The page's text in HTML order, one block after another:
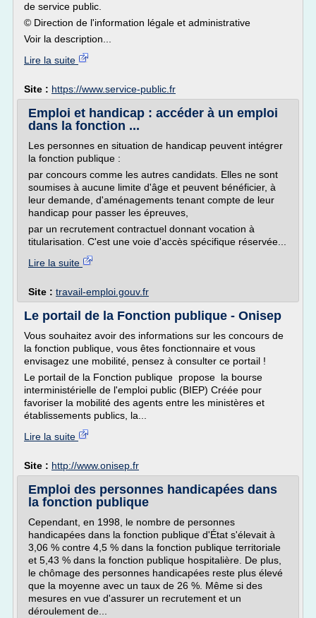
de service public.
© Direction de l'information légale et administrative
Voir la description...
Lire la suite
Site : https://www.service-public.fr
Emploi et handicap : accéder à un emploi
dans la fonction ...
Les personnes en situation de handicap peuvent intégrer
la fonction publique :
par concours comme les autres candidats. Elles ne sont
soumises à aucune limite d'âge et peuvent bénéficier, à
leur demande, d'aménagements tenant compte de leur
handicap pour passer les épreuves,
par un recrutement contractuel donnant vocation à
titularisation. C'est une voie d'accès spécifique réservée...
Lire la suite
Site : travail-emploi.gouv.fr
Le portail de la Fonction publique - Onisep
Vous souhaitez avoir des informations sur les concours de
la fonction publique, vous êtes fonctionnaire et vous
envisagez une mobilité, pensez à consulter ce portail !
Le portail de la Fonction publique propose la bourse
interministérielle de l'emploi public (BIEP) Créée pour
favoriser la mobilité des agents entre les ministères et
établissements publics, la...
Lire la suite
Site : http://www.onisep.fr
Emploi des personnes handicapées dans
la fonction publique
Cependant, en 1998, le nombre de personnes
handicapées dans la fonction publique d'État s'élevait à
3,06 % contre 4,5 % dans la fonction publique territoriale
et 5,43 % dans la fonction publique hospitalière. De plus,
le chômage des personnes handicapées reste plus élevé
que la moyenne avec un taux de 26 %. Même si des
mesures en vue d'assurer un recrutement et un
déroulement de...